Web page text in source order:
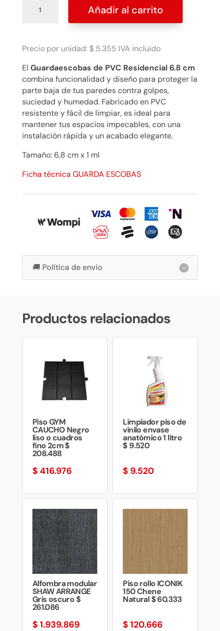
escobas
Humo
5.355
cantidad
Añadir al carrito
Precio por unidad: $ 5.355 IVA incluido
El Guardaescobas de PVC Residencial 6.8 cm
combina funcionalidad y diseño para proteger la
parte baja de tus paredes contra golpes,
suciedad y humedad. Fabricado en PVC
resistente y fácil de limpiar, es ideal para
mantener tus espacios impecables, con una
instalación rápida y un acabado elegante.
Tamaño: 6,8 cm x 1 ml
Ficha técnica GUARDA ESCOBAS
🚚 Política de envío
Productos relacionados
Piso GYM
CAUCHO Negro
liso o cuadros
fino 2cm $
208.488
$ 416.976
Limpiador piso de
vinilo envase
anatómico 1 litro
$ 9.520
$ 9.520
Alfombra modular
SHAW ARRANGE
Gris oscuro $
261.086
$ 1.939.869
Piso rollo ICONIK
150 Chene
Natural $ 60.333
$ 120.666